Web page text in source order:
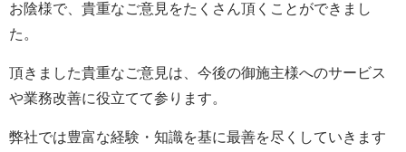
お陰様で、貴重なご意見をたくさん頂くことができまし
た。
頂きました貴重なご意見は、今後の御施主様へのサービス
や業務改善に役立てて参ります。
弊社では豊富な経験・知識を基に最善を尽くしていきます